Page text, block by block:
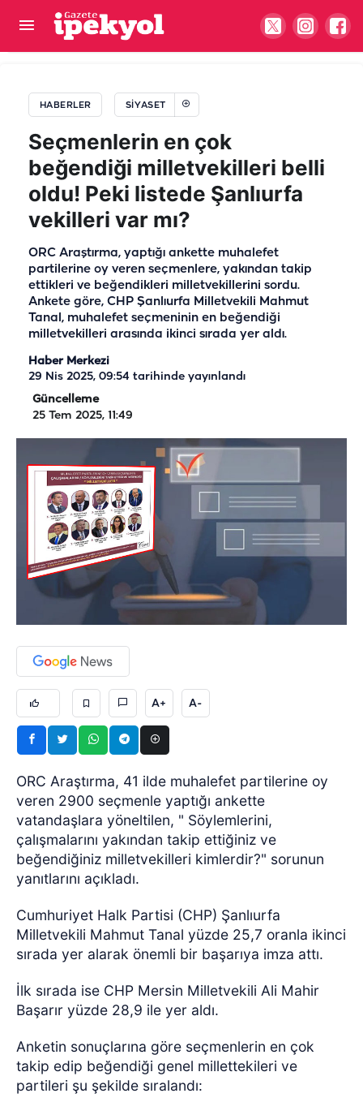
HABERLER SIYASET
Seçmenlerin en çok
beğendiği milletvekilleri belli
oldu! Peki listede Şanlıurfa
vekilleri var mı?
ORC Araştırma, yaptığı ankette muhalefet
partilerine oy veren seçmenlere, yakından takip
ettikleri ve beğendikleri milletvekillerini sordu.
Ankete göre, CHP Şanlıurfa Milletvekili Mahmut
Tanal, muhalefet seçmeninin en beğendiği
milletvekilleri arasında ikinci sırada yer aldı.
Haber Merkezi
29 Nis 2025, 09:54 tarihinde yayınlandı
Güncelleme
25 Tem 2025, 11:49
A+ A-
ORC Araştırma, 41 ilde muhalefet partilerine oy
veren 2900 seçmenle yaptığı ankette
vatandaşlara yöneltilen, " Söylemlerini,
çalışmalarını yakından takip ettiğiniz ve
beğendiğiniz milletvekilleri kimlerdir?" sorunun
yanıtlarını açıkladı.
Cumhuriyet Halk Partisi (CHP) Şanlıurfa
Milletvekili Mahmut Tanal yüzde 25,7 oranla ikinci
sırada yer alarak önemli bir başarıya imza attı.
İlk sırada ise CHP Mersin Milletvekili Ali Mahir
Başarır yüzde 28,9 ile yer aldı.
Anketin sonuçlarına göre seçmenlerin en çok
takip edip beğendiği genel millettekileri ve
partileri şu şekilde sıralandı:​
Fakıbaba Şanlıurfa’ya geri mi dönüyor? İYİ